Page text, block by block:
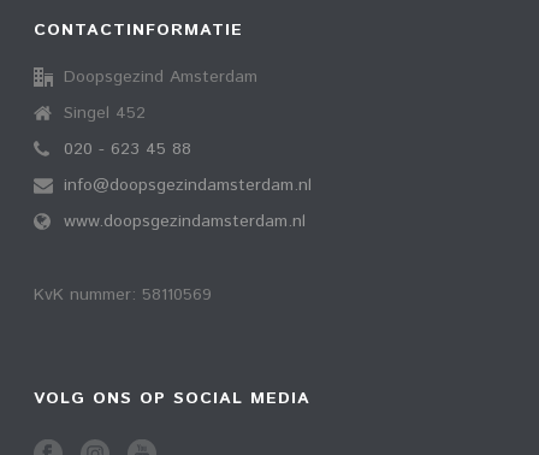
CONTACTINFORMATIE
Doopsgezind Amsterdam
Singel 452
020 - 623 45 88
info@doopsgezindamsterdam.nl
www.doopsgezindamsterdam.nl
KvK nummer: 58110569
VOLG ONS OP SOCIAL MEDIA